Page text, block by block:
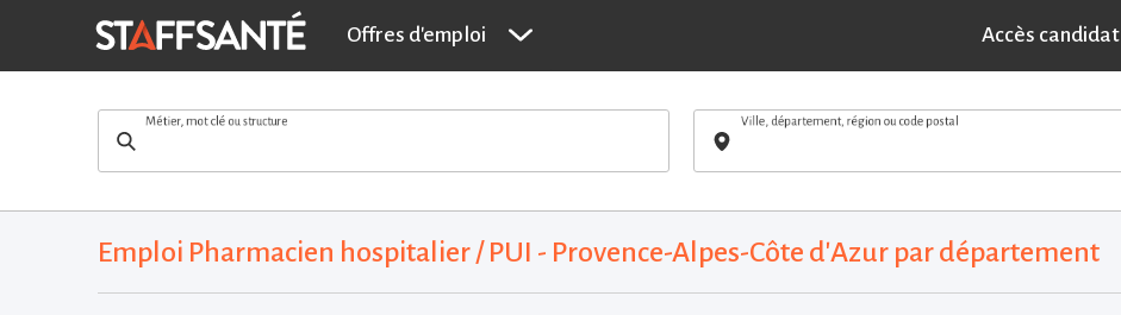
Offres d'emploi Accès candidat
Métier, mot clé ou structure Ville, département, région ou code postal
Emploi Pharmacien hospitalier / PUI - Provence-Alpes-Côte d'Azur par département